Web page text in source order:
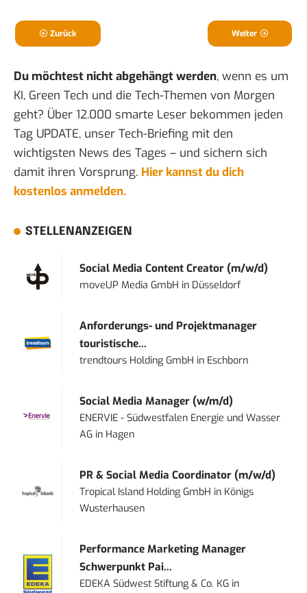
Zurück Weiter
Du möchtest nicht abgehängt werden, wenn es um
KI, Green Tech und die Tech-Themen von Morgen
geht? Über 12.000 smarte Leser bekommen jeden
Tag UPDATE, unser Tech-Briefing mit den
wichtigsten News des Tages – und sichern sich
damit ihren Vorsprung. Hier kannst du dich
kostenlos anmelden.
STELLENANZEIGEN
Social Media Content Creator (m/w/d)
moveUP Media GmbH in Düsseldorf
Anforderungs- und Projektmanager
touristische...
trendtours Holding GmbH in Eschborn
Social Media Manager (w/m/d)
ENERVIE - Südwestfalen Energie und Wasser
AG in Hagen
PR & Social Media Coordinator (m/w/d)
Tropical Island Holding GmbH in Königs
Wusterhausen
Performance Marketing Manager
Schwerpunkt Pai...
EDEKA Südwest Stiftung & Co. KG in